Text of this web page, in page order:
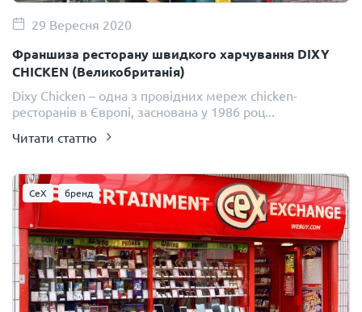
29 Вересня 2020
Франшиза ресторану швидкого харчування DIXY
CHICKEN (Великобританія)
Dixy Chicken – одна з провідних мереж chicken-
ресторанів в Європі, заснована у 1986 роц...
Читати статтю
CeX бренд